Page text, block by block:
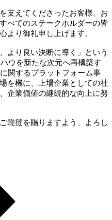
支えてくださったお客様、お
べてのステークホルダーの皆
より御礼申し上げます。
より良い決断に導く」という
ウを新たな次元へ再構築す
関するプラットフォーム事
を機に、上場企業としての社
企業価値の継続的な向上に努
鞭撻を賜りますよう、よろし